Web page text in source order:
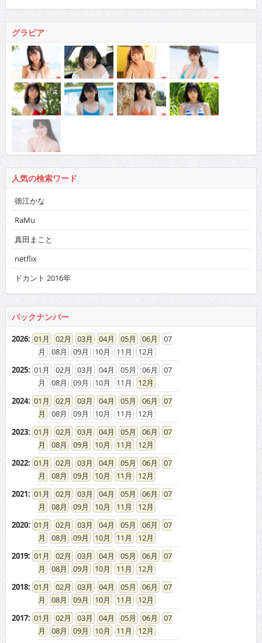
グラビア
人気の検索ワード
徳江かな
RaMu
真田まこと
netflix
ドカント 2016年
バックナンバー
2026: 01 02 03 04 05 06
07
08
09 10 11
12
2025: 01 02 03 04 05 06
07
08
09 10 11
12
2024: 01 02 03 04 05 06
07
08
09 10 11
12
2023: 01 02 03 04 05 06
07
08
09 10 11
12
2022: 01 02 03 04 05 06
07
08
09 10 11
12
2021: 01 02 03 04 05 06
07
08
09 10 11
12
2020: 01 02 03 04 05 06
07
08
09 10 11
12
2019: 01 02 03 04 05 06
07
08
09 10 11
12
2018: 01 02 03 04 05 06
07
08
09 10 11
12
2017: 01 02 03 04 05 06
07
08
09 10 11
12